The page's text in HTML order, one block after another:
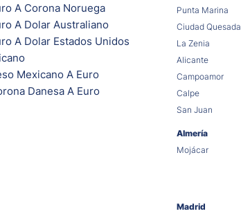
A Corona Noruega
A Dolar Australiano
A Dolar Estados Unidos
Mexicano A Euro
Danesa A Euro
Punta Marina
Ciudad Quesada
La Zenia
Alicante
Campoamor
Calpe
San Juan
Almería
Mojácar
Madrid